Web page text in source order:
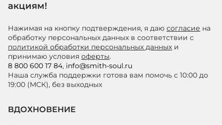
акциям!
Нажимая на кнопку подтверждения, я даю согласие на
обработку персональных данных в соответствии с
политикой обработки персональных данных и
принимаю условия оферты.
8 800 600 17 84, info@smith-soul.ru
Наша служба поддержки готова вам помочь с 10:00 до
19:00 (МСК), без выходных
ВДОХНОВЕНИЕ